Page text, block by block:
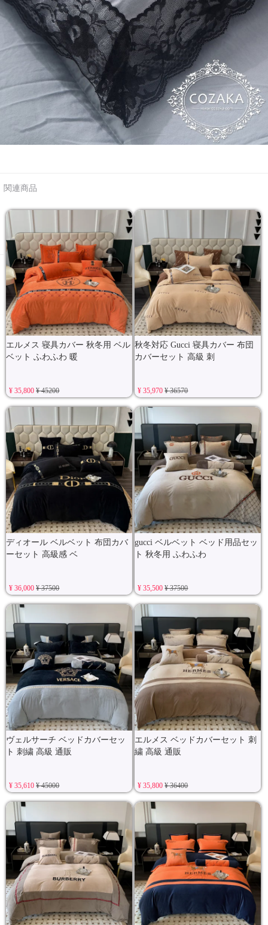
関連商品
エルメス 寝具カバー 秋冬用 ベル
ベット ふわふわ 暖
¥ 35,800¥ 45200
秋冬対応 Gucci 寝具カバー 布団
カバーセット 高級 刺
¥ 35,970¥ 36570
ディオール ベルベット 布団カバ
ーセット 高級感 ベ
¥ 36,000¥ 37500
gucci ベルベット ベッド用品セッ
ト 秋冬用 ふわふわ
¥ 35,500¥ 37500
ヴェルサーチ ベッドカバーセッ
ト 刺繍 高級 通販
¥ 35,610¥ 45000
エルメス ベッドカバーセット 刺
繍 高級 通販
¥ 35,800¥ 36400